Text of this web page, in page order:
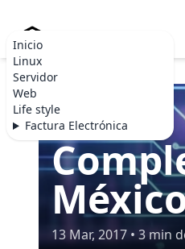
Inicio
Linux
Servidor
Web
Life style
Factura Electrónica
SAT MÉXICO
13 Mar, 2017 • 3 min